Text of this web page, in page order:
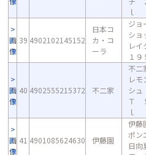
ｌ
画
像
39 4902102145152
日本コ
カ・コ
ーラ
ジ
ショ
レ
１９
画
像
40 4902555215372 不二家
不
レモ
シ
Ｔ
ｌ
画
像
41 4901085624630 伊藤園
伊
ポン
日向